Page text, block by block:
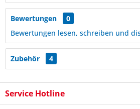
Bewertungen
0
Bewertungen lesen, schreiben und
Zubehör 4
Service Hotline